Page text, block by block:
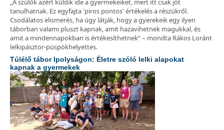
„A szülők azért küldik ide a gyermekeiket, mert itt csak jót
tanulhatnak. Ez egyfajta 'piros pontos' értékelés a részükről.
Csodálatos elismerés, ha úgy látják, hogy a gyerekeik egy ilyen
táborban valami pluszt kapnak, amit hazavihetnek magukkal, és
amit a mindennapokban is értékesíthetnek” – mondta Rákos Loránt
lelkipásztor-püspökhelyettes.
Túlélő tábor Ipolyságon: Életre szóló lelki alapokat
kapnak a gyermekek